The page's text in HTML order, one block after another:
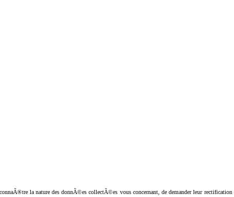
la nature des donnÃ©es collectÃ©es vous concernant, de demander leur